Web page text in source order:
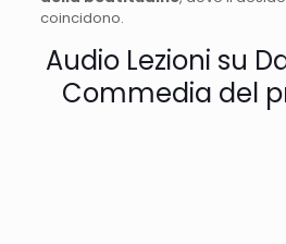
coincidono.
Audio Lezioni su
Commedia del